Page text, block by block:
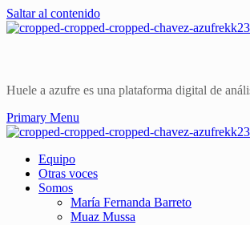
Saltar al contenido
Huele a azufre es una plataforma digital de
Primary Menu
Equipo
Otras voces
Somos
María Fernanda Barreto
Muaz Mussa